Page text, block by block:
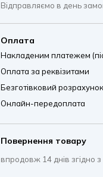
Відправляємо в день
Оплата
Накладеним платежем
Оплата за реквізитами
Безготівковий
Онлайн-передоплата
Повернення товару
впродовж 14 днів згідно